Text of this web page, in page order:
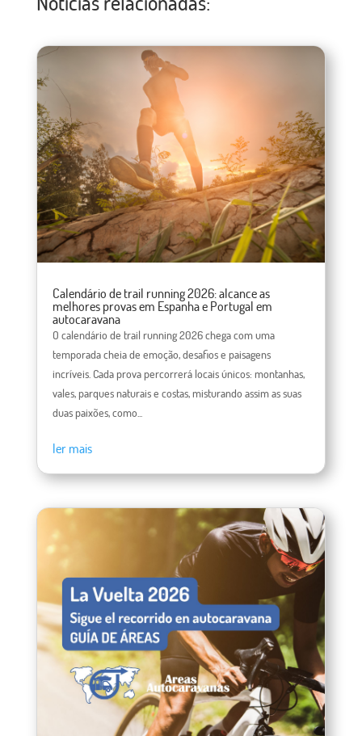
Calendário de trail running 2026: alcance as
melhores provas em Espanha e Portugal em
autocaravana
O calendário de trail running 2026 chega com uma
temporada cheia de emoção, desafios e paisagens
incríveis. Cada prova percorrerá locais únicos: montanhas,
vales, parques naturais e costas, misturando assim as suas
duas paixões, como...
ler mais